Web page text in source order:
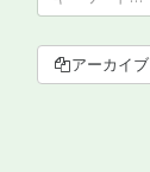
アーカイブ